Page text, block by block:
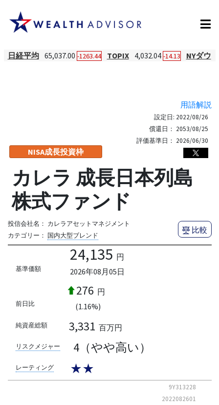
日経平均 65,037.00 -1263.44 TOPIX 4,032.04 -14.13 NYダウ
用語解説
NISA成長投資枠
設定日: 2022/08/26
償還日： 2053/08/25
評価基準日： 2026/06/30
カレラ 成長日本列島
株式ファンド
投信会社名： カレラアセットマネジメント
カテゴリー： 国内大型ブレンド
比較
基準価額
24,135 円
2026年08月05日
前日比
276 円
(1.16%)
純資産総額 3,331 百万円
リスクメジャー 4（やや高い）
レーティング ★★
9Y313228
2022082601